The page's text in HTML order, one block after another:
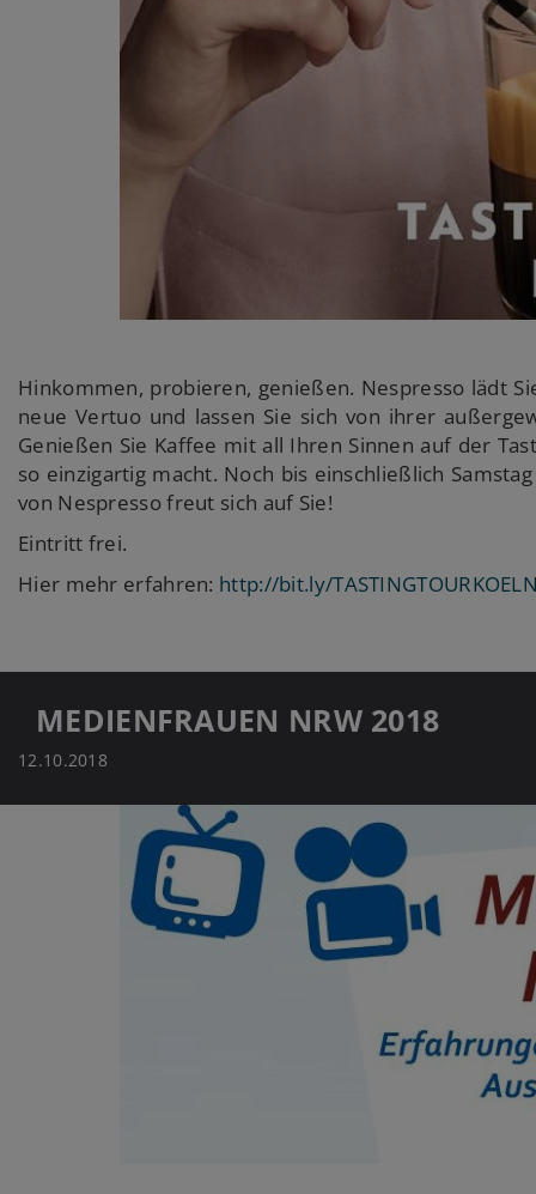
Hinkommen, probieren, genießen. Nespresso lädt
neue Vertuo und lassen Sie sich von ihrer
Genießen Sie Kaffee mit all Ihren Sinnen auf der
so einzigartig macht. Noch bis einschließlich
von Nespresso freut sich auf Sie!
Eintritt frei.
Hier mehr erfahren: http://bit.ly/
MEDIENFRAUEN NRW 2018
12.10.2018